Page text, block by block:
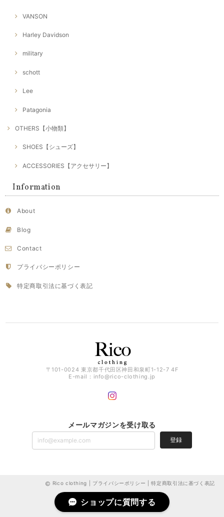
VANSON
Harley Davidson
military
schott
Lee
Patagonia
OTHERS【小物類】
SHOES【シューズ】
ACCESSORIES【アクセサリー】
Information
About
Blog
Contact
プライバシーポリシー
特定商取引法に基づく表記
〒101-0024 東京都千代田区神田和泉町1-12-7 4F
E-mail： info@rico-clothing.jp
メールマガジンを受け取る
登録
Rico clothing | プライバシーポリシー |特定商取引法に基づく表記
ショップに質問する